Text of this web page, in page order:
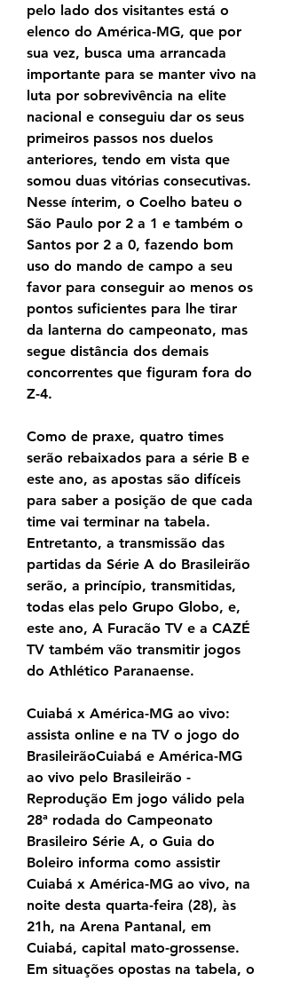
pelo lado dos visitantes está o
elenco do América-MG, que por
sua vez, busca uma arrancada
importante para se manter vivo na
luta por sobrevivência na elite
nacional e conseguiu dar os seus
primeiros passos nos duelos
anteriores, tendo em vista que
somou duas vitórias consecutivas.
Nesse ínterim, o Coelho bateu o
São Paulo por 2 a 1 e também o
Santos por 2 a 0, fazendo bom
uso do mando de campo a seu
favor para conseguir ao menos os
pontos suficientes para lhe tirar
da lanterna do campeonato, mas
segue distância dos demais
concorrentes que figuram fora do
Z-4.
Como de praxe, quatro times
serão rebaixados para a série B e
este ano, as apostas são difíceis
para saber a posição de que cada
time vai terminar na tabela.
Entretanto, a transmissão das
partidas da Série A do Brasileirão
serão, a princípio, transmitidas,
todas elas pelo Grupo Globo, e,
este ano, A Furacão TV e a CAZÉ
TV também vão transmitir jogos
do Athlético Paranaense.
Cuiabá x América-MG ao vivo:
assista online e na TV o jogo do
BrasileirãoCuiabá e América-MG
ao vivo pelo Brasileirão -
Reprodução Em jogo válido pela
28ª rodada do Campeonato
Brasileiro Série A, o Guia do
Boleiro informa como assistir
Cuiabá x América-MG ao vivo, na
noite desta quarta-feira (28), às
21h, na Arena Pantanal, em
Cuiabá, capital mato-grossense.
Em situações opostas na tabela, o